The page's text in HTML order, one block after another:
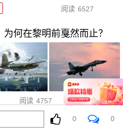
阅读 6527
何在黎明前戛然而止？
阅读 4757 08-04
瀛万吨新驱已上船台！
0 0